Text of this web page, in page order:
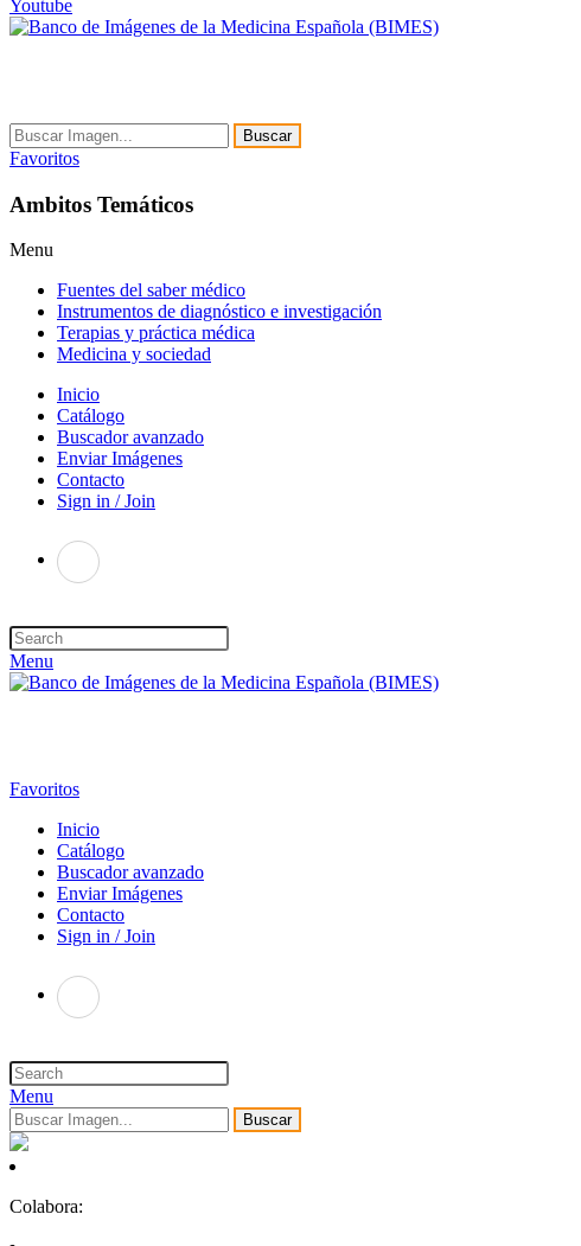
Youtube
Buscar
Favoritos
Ambitos Temáticos
Menu
Fuentes del saber médico
Instrumentos de diagnóstico e investigación
Terapias y práctica médica
Medicina y sociedad
Inicio
Catálogo
Buscador avanzado
Enviar Imágenes
Contacto
Sign in / Join
Menu
Favoritos
Inicio
Catálogo
Buscador avanzado
Enviar Imágenes
Contacto
Sign in / Join
Menu
Buscar
Colabora: